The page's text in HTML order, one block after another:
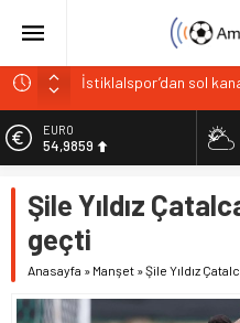
Paşabahçespor’da
Şahin getirildi
İstanbul Gençlerbirliği
Kuzeyin Kaplanları
EURO
54,9859
6.496,95
BİST
13.703,13
47,5639
Şile Yıldız
geçti
Anasayfa » Manşet »Şile Yıldız